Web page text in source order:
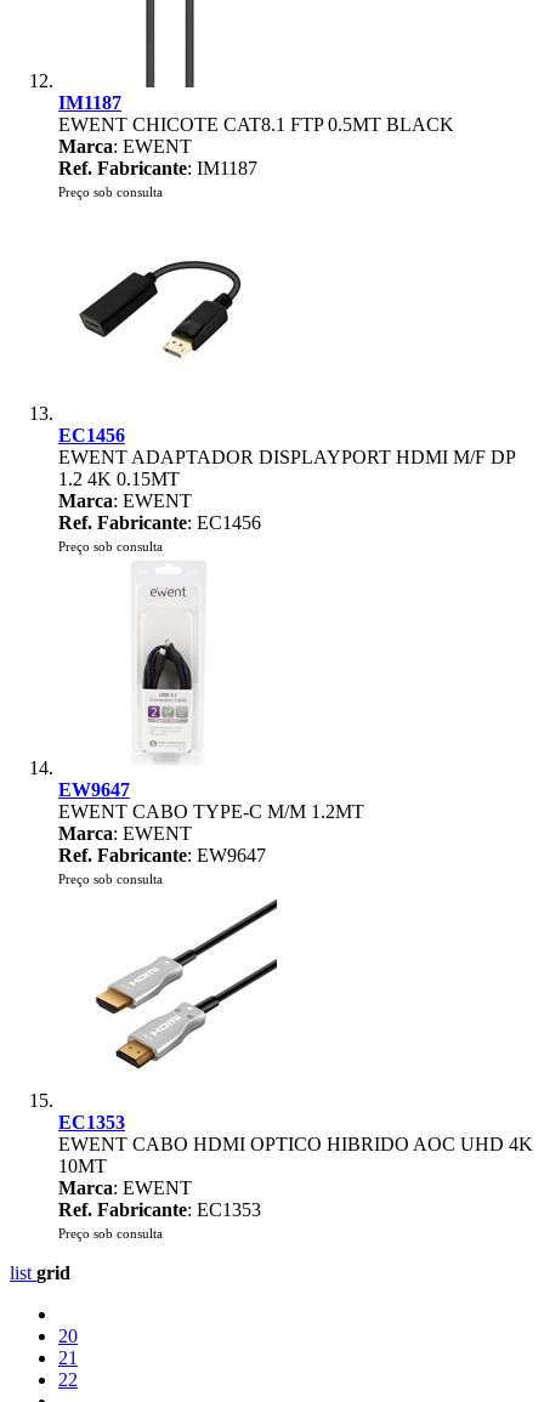
IM1187
EWENT CHICOTE CAT8.1 FTP 0.5MT BLACK
Marca: EWENT
Ref. Fabricante: IM1187
Preço sob consulta
EC1456
EWENT ADAPTADOR DISPLAYPORT HDMI M/F DP
1.2 4K 0.15MT
Marca: EWENT
Ref. Fabricante: EC1456
Preço sob consulta
EW9647
EWENT CABO TYPE-C M/M 1.2MT
Marca: EWENT
Ref. Fabricante: EW9647
Preço sob consulta
EC1353
EWENT CABO HDMI OPTICO HIBRIDO AOC UHD 4K
10MT
Marca: EWENT
Ref. Fabricante: EC1353
Preço sob consulta
list grid
20
21
22